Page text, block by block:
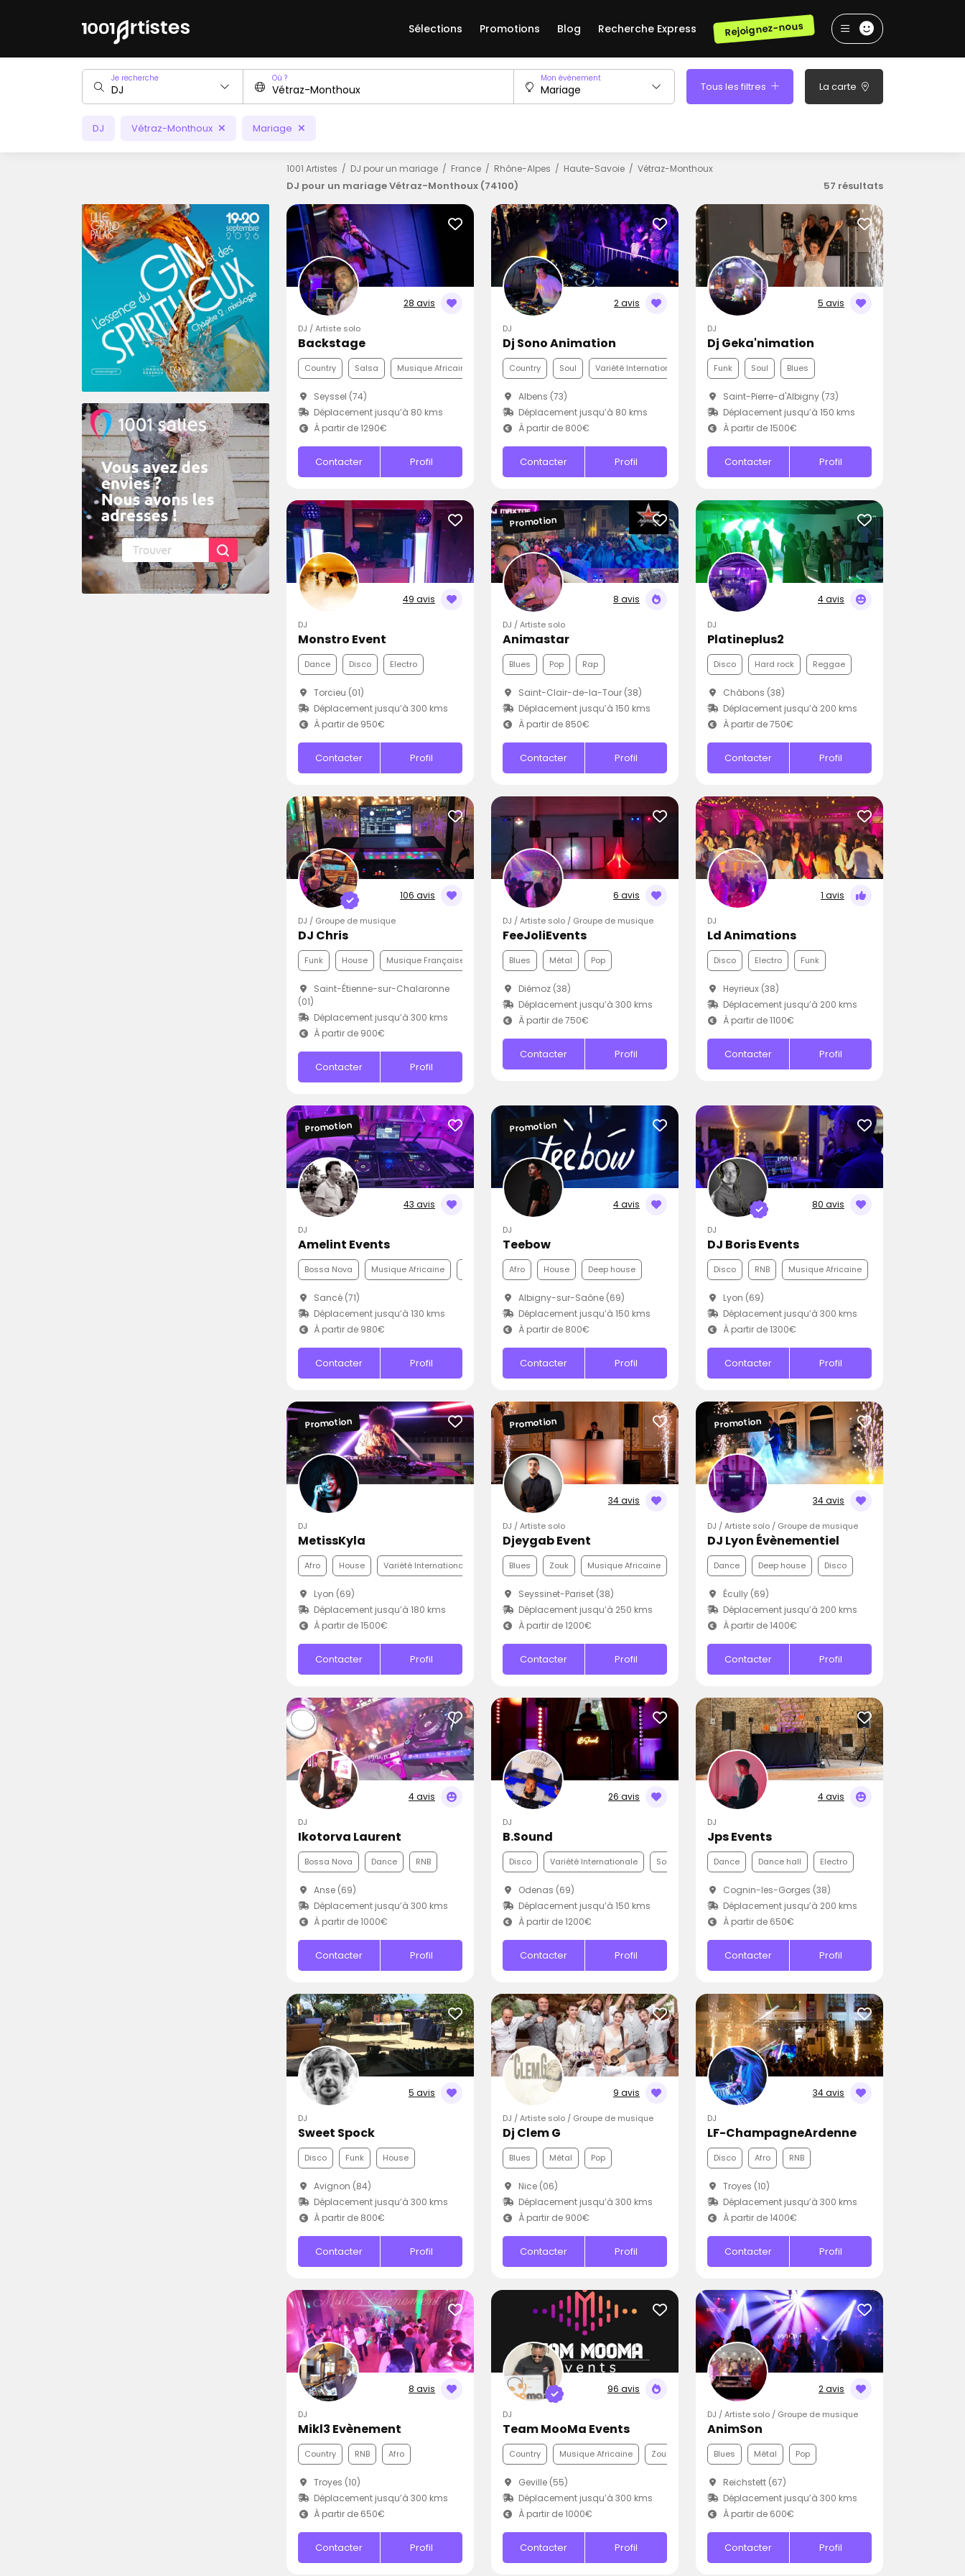
Sélections Promotions Blog Recherche Express Rejoignez-nous
Je recherche Où ? Mon événement
Tous les filtres La carte
DJ Vétraz-Monthoux Mariage
1001 Artistes DJ pour un mariage France Rhône-Alpes Haute-Savoie Vétraz-Monthoux
DJ pour un mariage Vétraz-Monthoux (74100) 57 résultats
28 avis
DJ / Artiste solo
Backstage
Country Salsa Musique Africaine
Seyssel (74)
Déplacement jusqu’à 80 kms
À partir de 1290€
Contacter Profil
2 avis
DJ
Dj Sono Animation
Country Soul Variété Internationale
Albens (73)
Déplacement jusqu’à 80 kms
À partir de 800€
Contacter Profil
5 avis
DJ
Dj Geka'nimation
Funk Soul Blues
Saint-Pierre-d'Albigny (73)
Déplacement jusqu’à 150 kms
À partir de 1500€
Contacter Profil
49 avis
DJ
Monstro Event
Dance Disco Electro
Torcieu (01)
Déplacement jusqu’à 300 kms
À partir de 950€
Contacter Profil
8 avis
Promotion
DJ / Artiste solo
Animastar
Blues Pop Rap
Saint-Clair-de-la-Tour (38)
Déplacement jusqu’à 150 kms
À partir de 850€
Contacter Profil
4 avis
DJ
Platineplus2
Disco Hard rock Reggae
Châbons (38)
Déplacement jusqu’à 200 kms
À partir de 750€
Contacter Profil
106 avis
DJ / Groupe de musique
DJ Chris
Funk House Musique Française
Saint-Étienne-sur-Chalaronne
(01)
Déplacement jusqu’à 300 kms
À partir de 900€
Contacter Profil
6 avis
DJ / Artiste solo / Groupe de musique
FeeJoliEvents
Blues Métal Pop
Diémoz (38)
Déplacement jusqu’à 300 kms
À partir de 750€
Contacter Profil
1 avis
DJ
Ld Animations
Disco Electro Funk
Heyrieux (38)
Déplacement jusqu’à 200 kms
À partir de 1100€
Contacter Profil
43 avis
Promotion
DJ
Amelint Events
Bossa Nova Musique Africaine Variété Internationale
Sancé (71)
Déplacement jusqu’à 130 kms
À partir de 980€
Contacter Profil
4 avis
Promotion
DJ
Teebow
Afro House Deep house
Albigny-sur-Saône (69)
Déplacement jusqu’à 150 kms
À partir de 800€
Contacter Profil
80 avis
DJ
DJ Boris Events
Disco RNB Musique Africaine
Lyon (69)
Déplacement jusqu’à 300 kms
À partir de 1300€
Contacter Profil
Promotion
DJ
MetissKyla
Afro House Variété Internationale
Lyon (69)
Déplacement jusqu’à 180 kms
À partir de 1500€
Contacter Profil
34 avis
Promotion
DJ / Artiste solo
Djeygab Event
Blues Zouk Musique Africaine
Seyssinet-Pariset (38)
Déplacement jusqu’à 250 kms
À partir de 1200€
Contacter Profil
34 avis
Promotion
DJ / Artiste solo / Groupe de musique
DJ Lyon Évènementiel
Dance Deep house Disco
Écully (69)
Déplacement jusqu’à 200 kms
À partir de 1400€
Contacter Profil
4 avis
DJ
Ikotorva Laurent
Bossa Nova Dance RNB
Anse (69)
Déplacement jusqu’à 300 kms
À partir de 1000€
Contacter Profil
26 avis
DJ
B.Sound
Disco Variété Internationale Soul
Odenas (69)
Déplacement jusqu’à 150 kms
À partir de 1200€
Contacter Profil
4 avis
DJ
Jps Events
Dance Dance hall Electro
Cognin-les-Gorges (38)
Déplacement jusqu’à 200 kms
À partir de 650€
Contacter Profil
5 avis
DJ
Sweet Spock
Disco Funk House
Avignon (84)
Déplacement jusqu’à 300 kms
À partir de 800€
Contacter Profil
9 avis
DJ / Artiste solo / Groupe de musique
Dj Clem G
Blues Métal Pop
Nice (06)
Déplacement jusqu’à 300 kms
À partir de 900€
Contacter Profil
34 avis
DJ
LF-ChampagneArdenne
Disco Afro RNB
Troyes (10)
Déplacement jusqu’à 300 kms
À partir de 1400€
Contacter Profil
8 avis
DJ
Mikl3 Evènement
Country RNB Afro
Troyes (10)
Déplacement jusqu’à 300 kms
À partir de 650€
Contacter Profil
96 avis
DJ
Team MooMa Events
Country Musique Africaine Zouk
Geville (55)
Déplacement jusqu’à 300 kms
À partir de 1000€
Contacter Profil
2 avis
DJ / Artiste solo / Groupe de musique
AnimSon
Blues Métal Pop
Reichstett (67)
Déplacement jusqu’à 300 kms
À partir de 600€
Contacter Profil